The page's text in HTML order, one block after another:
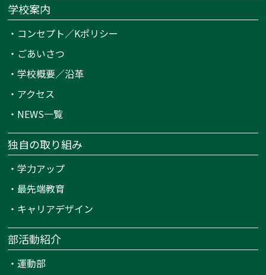
学校案内
・ コンセプト／Kポリシー
・ ごあいさつ
・学校概要／沿革
・ アクセス
・ NEWS一覧
独自の取り組み
・学力アップ
・ 最先端教育
・ キャリアデザイン
部活動紹介
・運動部